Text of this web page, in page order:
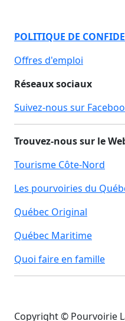
POLITIQUE DE
Offres d'emploi
Réseaux sociaux
Suivez-nous sur
Trouvez-nous sur le
Tourisme Côte-Nord
Les pourvoiries du
Québec Original
Québec Maritime
Quoi faire en famille
Copyright © Pourvoirie